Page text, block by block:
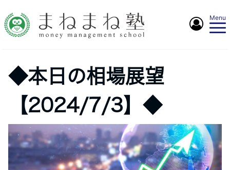
Menu
◆本日の相場展望
【2024/7/3】◆